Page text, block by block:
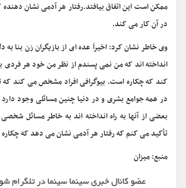
ممکن است این اتفاق بیافتد.رفتار هر آدمی نشان
در آن کار می کند.
وی خاطر نشان کرد: اخیراَ عده ای از بازیگران زن بنا به
انداخته اند که من نمی پسندم از نظر من خود هر فردی
کند که چکاره است. بیوگرافی افراد مشخص می کند که
در همه جوامع بشری و در دنیا چنین مسائلی وجود دارد
بعضی از آنها به راه انداخته اند به خاطر مسائل
تأکید می کنم که رفتار هر آدمی نشان می دهد که
منبع: میزان